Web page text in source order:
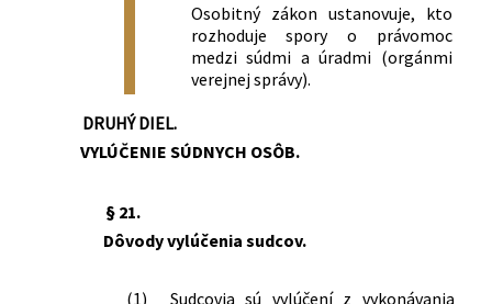
Osobitný zákon ustanovuje, kto
rozhoduje spory o právomoc
medzi súdmi a úradmi (orgánmi
verejnej správy).
DRUHÝ DIEL.
VYLÚČENIE SÚDNYCH OSÔB.
§ 21.
Dôvody vylúčenia sudcov.
(1) Sudcovia sú vylúčení z vykonávania